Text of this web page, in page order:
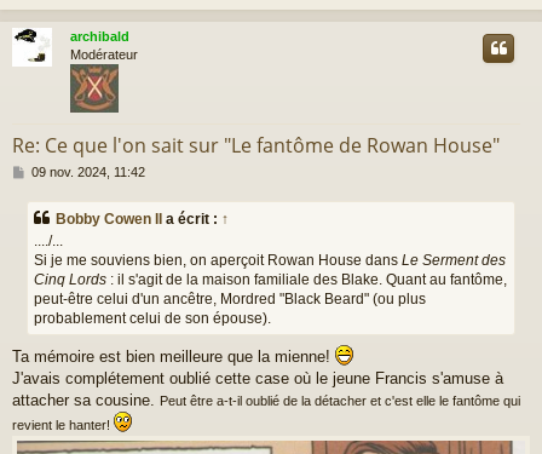
a
archibald
Modérateur
Re: Ce que l'on sait sur "Le fantôme de Rowan House"
M
s
09 nov. 2024, 11:42
Bobby Cowen II a écrit : ↑
..../...
Si je me souviens bien, on aperçoit Rowan House dans Le Serment des
Cinq Lords : il s'agit de la maison familiale des Blake. Quant au fantôme,
peut-être celui d'un ancêtre, Mordred "Black Beard" (ou plus
probablement celui de son épouse).
Ta mémoire est bien meilleure que la mienne!
J'avais complétement oublié cette case où le jeune Francis s'amuse à
attacher sa cousine. Peut être a-t-il oublié de la détacher et c'est elle le fantôme qui
revient le hanter!